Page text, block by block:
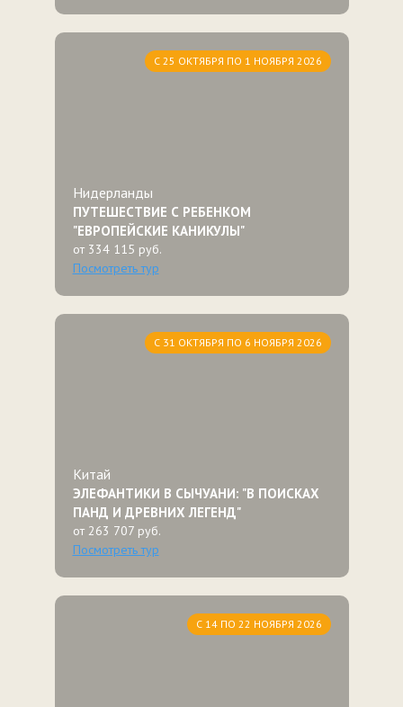
С 25 ОКТЯБРЯ ПО 1 НОЯБРЯ 2026
Нидерланды
ПУТЕШЕСТВИЕ С РЕБЕНКОМ
"ЕВРОПЕЙСКИЕ КАНИКУЛЫ"
от 334 115 руб.
Посмотреть тур
С 31 ОКТЯБРЯ ПО 6 НОЯБРЯ 2026
Китай
ЭЛЕФАНТИКИ В СЫЧУАНИ: "В ПОИСКАХ
ПАНД И ДРЕВНИХ ЛЕГЕНД"
от 263 707 руб.
Посмотреть тур
С 14 ПО 22 НОЯБРЯ 2026